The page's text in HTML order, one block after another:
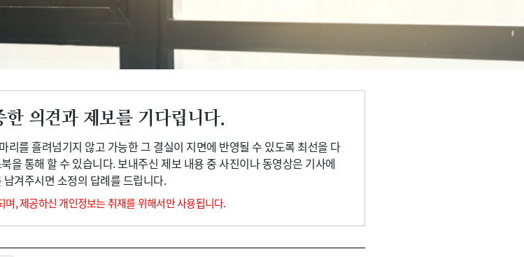
의견과 제보를 기다립니다.
리를 흘려넘기지 않고 가능한 그 결실이 지면에 반영될 수 있도록 최선을 다
을 통해 할 수 있습니다. 보내주신 제보 내용 중 사진이나 동영상은 기사에
겨주시면 소정의 답례를 드립니다.
, 제공하신 개인정보는 취재를 위해서만 사용됩니다.